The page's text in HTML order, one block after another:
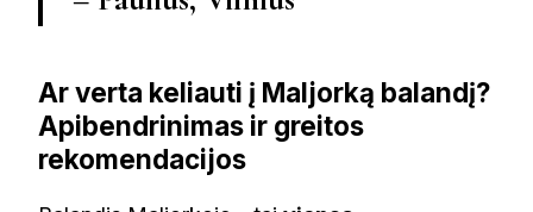
Ar verta keliauti į Maljorką balandį?
Apibendrinimas ir greitos
rekomendacijos